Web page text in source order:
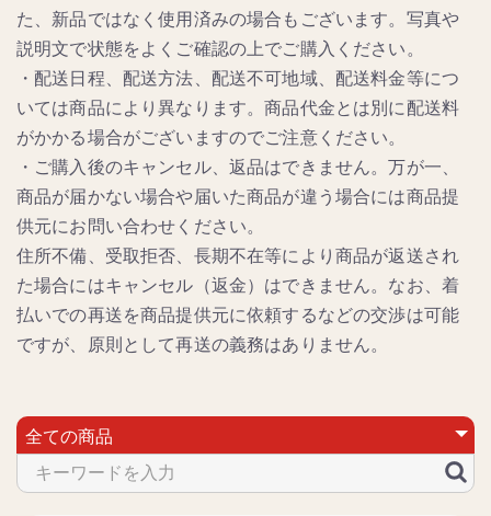
た、新品ではなく使用済みの場合もございます。写真や
説明文で状態をよくご確認の上でご購入ください。
・配送日程、配送方法、配送不可地域、配送料金等につ
いては商品により異なります。商品代金とは別に配送料
がかかる場合がございますのでご注意ください。
・ご購入後のキャンセル、返品はできません。万が一、
商品が届かない場合や届いた商品が違う場合には商品提
供元にお問い合わせください。
住所不備、受取拒否、長期不在等により商品が返送され
た場合にはキャンセル（返金）はできません。なお、着
払いでの再送を商品提供元に依頼するなどの交渉は可能
ですが、原則として再送の義務はありません。